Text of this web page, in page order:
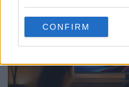
use your data for below
consent section.
CONFIRM